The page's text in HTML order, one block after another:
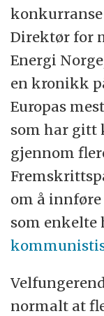
Direktør for
Energi
en kronikk
Europas
som har gitt
gjennom
om å
som enkelte
normalt at